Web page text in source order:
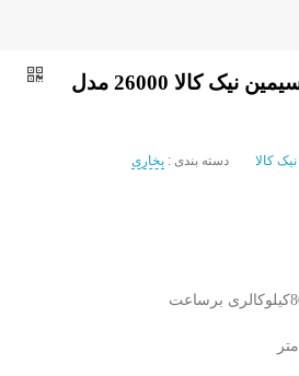
بخاری طرح شومینه سیمین نیک کالا 26000 مدل
نیک کالا دسته بندی : بخاری